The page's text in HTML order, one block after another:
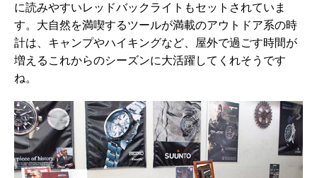
に読みやすいレッドバックライトもセットされていま
す。大自然を満喫するツールが満載のアウトドア系の時
計は、キャンプやハイキングなど、屋外で過ごす時間が
増えるこれからのシーズンに大活躍してくれそうです
ね。